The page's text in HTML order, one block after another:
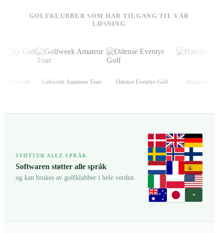
GOLFKLUBBER SOM HAR TILGANG TIL VÅR
LØSNING
Ry Golf Golfweek Amateur Tour Odense Eventyr Golf Hammel
STØTTER ALLE SPRÅK
Softwaren støtter alle språk
og kan brukes av golfklubber i hele verden.
+